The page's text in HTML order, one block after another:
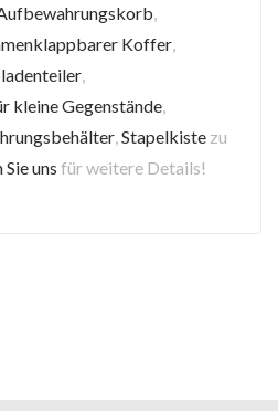
Koffer
kleine Gegenstände
Stapelkiste zu
uns für weitere Details!